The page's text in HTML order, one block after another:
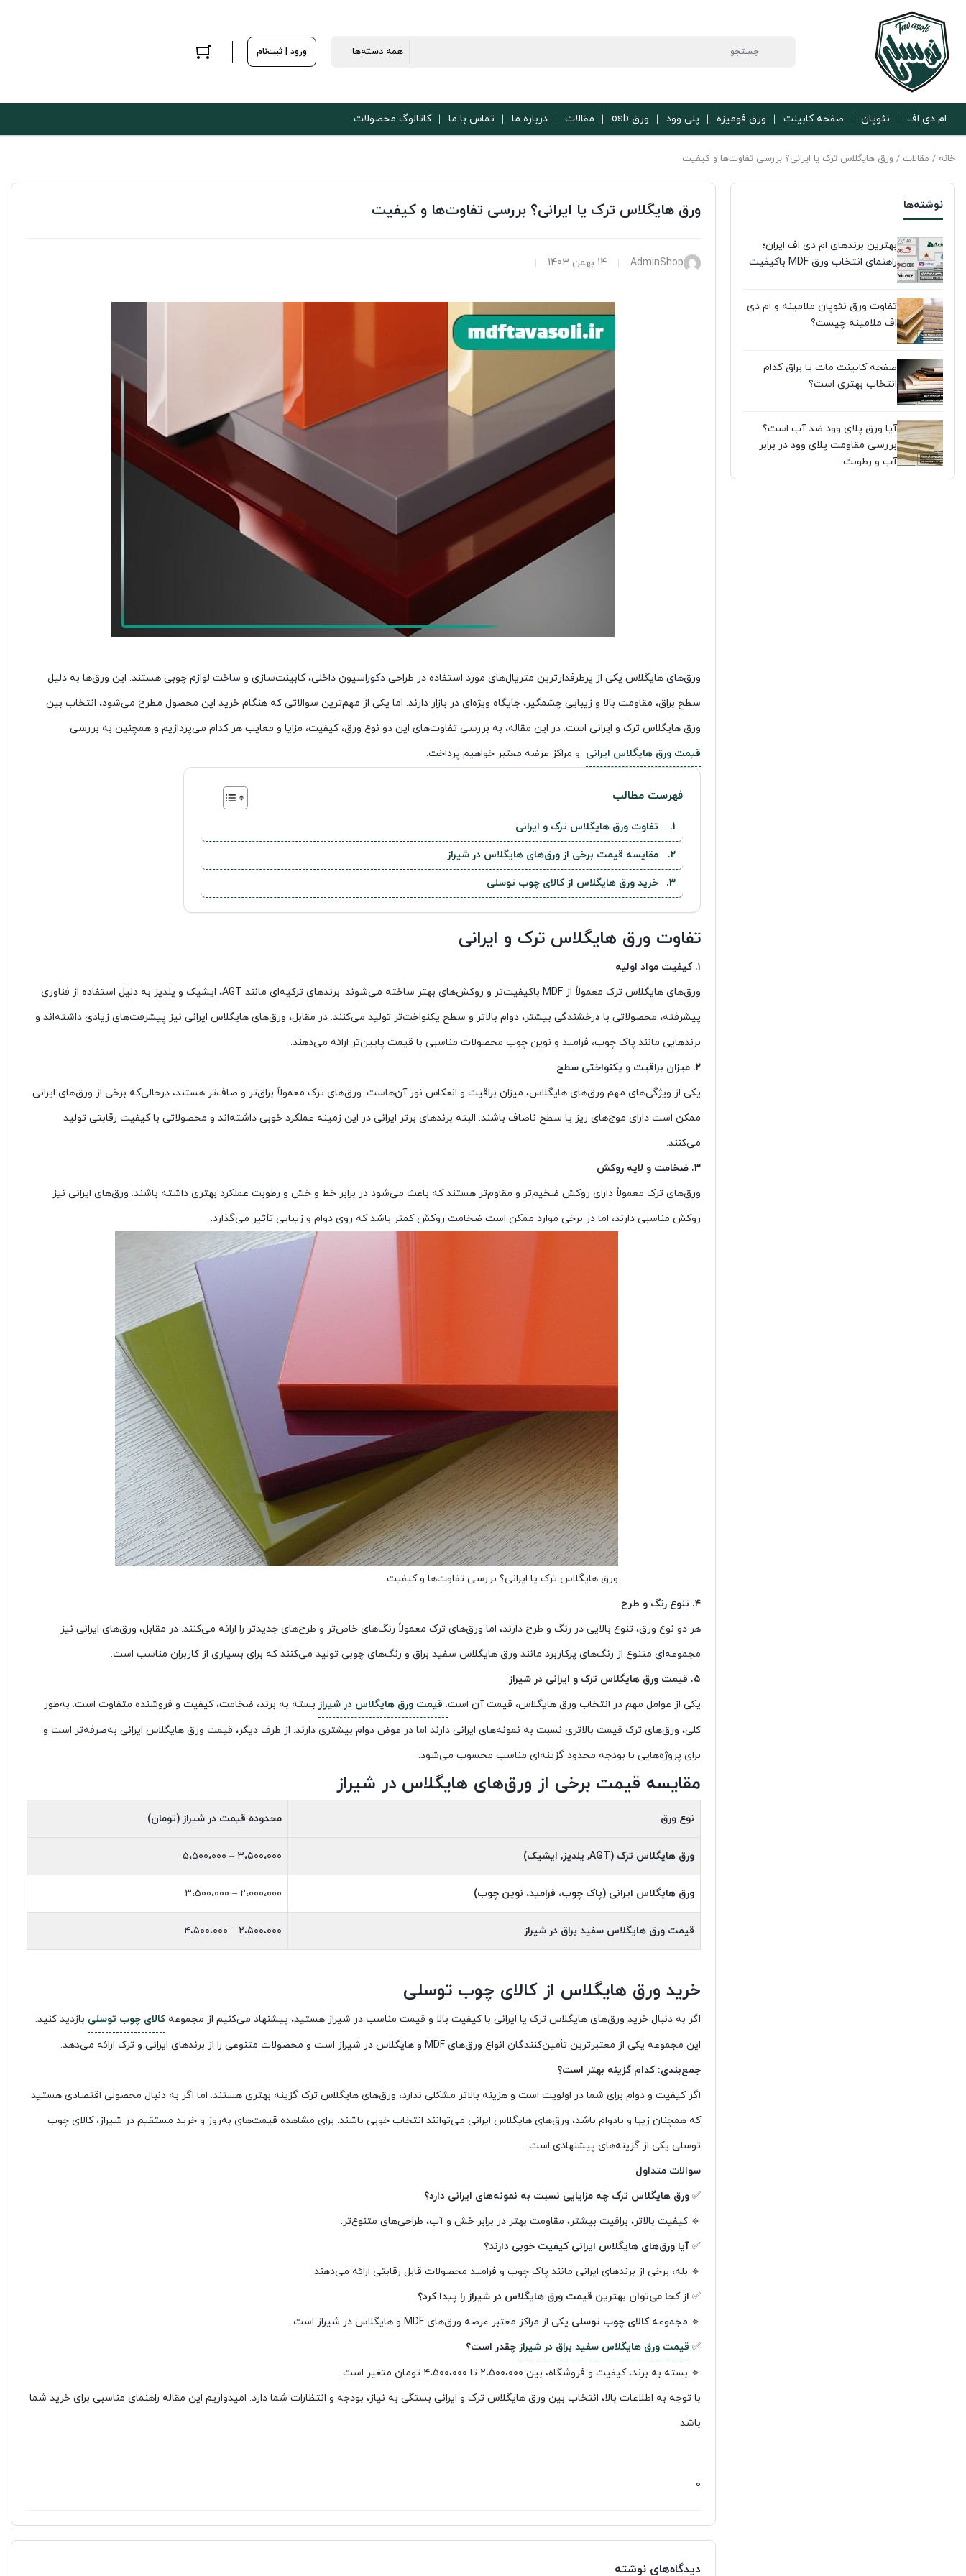
ورود | ثبت‌نام
ام دی اف نئوپان صفحه کابینت ورق فومیزه پلی وود ورق osb مقالات درباره ما تماس با ما کاتالوگ محصولات
خانه / مقالات / ورق هایگلاس ترک یا ایرانی؟ بررسی تفاوت‌ها و کیفیت
نوشته‌ها
بهترین برندهای ام دی اف ایران؛
راهنمای انتخاب ورق MDF باکیفیت
تفاوت ورق نئوپان ملامینه و ام دی
اف ملامینه چیست؟
صفحه کابینت مات یا براق کدام
انتخاب بهتری است؟
آیا ورق پلای وود ضد آب است؟
بررسی مقاومت پلای وود در برابر
آب و رطوبت
ورق هایگلاس ترک یا ایرانی؟ بررسی تفاوت‌ها و کیفیت
AdminShop 14 بهمن 1403
ورق‌های هایگلاس یکی از پرطرفدارترین متریال‌های مورد استفاده در طراحی دکوراسیون داخلی، کابینت‌سازی و ساخت لوازم چوبی هستند. این ورق‌ها به دلیل
سطح براق، مقاومت بالا و زیبایی چشمگیر، جایگاه ویژه‌ای در بازار دارند. اما یکی از مهم‌ترین سوالاتی که هنگام خرید این محصول مطرح می‌شود، انتخاب بین
ورق هایگلاس ترک و ایرانی است. در این مقاله، به بررسی تفاوت‌های این دو نوع ورق، کیفیت، مزایا و معایب هر کدام می‌پردازیم و همچنین به بررسی
قیمت ورق هایگلاس ایرانی و مراکز عرضه معتبر خواهیم پرداخت.
فهرست مطالب
تفاوت ورق هایگلاس ترک و ایرانی
مقایسه قیمت برخی از ورق‌های هایگلاس در شیراز
خرید ورق هایگلاس از کالای چوب توسلی
تفاوت ورق هایگلاس ترک و ایرانی
۱.کیفیت مواد اولیه
ورق‌های هایگلاس ترک معمولاً از MDF باکیفیت‌تر و روکش‌های بهتر ساخته می‌شوند. برندهای ترکیه‌ای مانند AGT، ایشیک و یلدیز به دلیل استفاده از فناوری
پیشرفته، محصولاتی بادرخشندگی بیشتر، دوام بالاتر و سطح یکنواخت‌تر تولید می‌کنند. در مقابل، ورق‌های هایگلاس ایرانی نیز پیشرفت‌های زیادی داشته‌اند و
برندهایی مانند پاک چوب، فرامید و نوین چوب محصولات مناسبی با قیمت پایین‌تر ارائه می‌دهند.
۲.میزان براقیت و یکنواختی سطح
یکی از ویژگی‌های مهم ورق‌های هایگلاس، میزان براقیت و انعکاس نور آن‌هاست. ورق‌های ترک معمولاً براق‌تر و صاف‌تر هستند، درحالی‌که برخی از ورق‌های ایرانی
ممکن است دارای موج‌های ریز یا سطح ناصاف باشند. البته برندهای برتر ایرانی در این زمینه عملکرد خوبی داشته‌اند و محصولاتی با کیفیت رقابتی تولید
می‌کنند.
۳.ضخامت و لایه روکش
ورق‌های ترک معمولاً دارای روکش ضخیم‌تر و مقاوم‌تر هستند که باعث می‌شود در برابر خط و خش و رطوبت عملکرد بهتری داشته باشند. ورق‌های ایرانی نیز
روکش مناسبی دارند، اما در برخی موارد ممکن است ضخامت روکش کمتر باشد که روی دوام و زیبایی تأثیر می‌گذارد.
ورق هایگلاس ترک یا ایرانی؟ بررسی تفاوت‌ها و کیفیت
۴. تنوع رنگ و طرح
هر دو نوع ورق، تنوع بالایی در رنگ و طرح دارند، اما ورق‌های ترک معمولاً رنگ‌های خاص‌تر و طرح‌های جدیدتر را ارائه می‌کنند. در مقابل، ورق‌های ایرانی نیز
مجموعه‌ای متنوع از رنگ‌های پرکاربرد مانند ورق هایگلاس سفید براق و رنگ‌های چوبی تولید می‌کنند که برای بسیاری از کاربران مناسب است.
۵. قیمت ورق هایگلاس ترک و ایرانی در شیراز
یکی از عوامل مهم در انتخاب ورق هایگلاس، قیمت آن است. قیمت ورق هایگلاس در شیراز بسته به برند، ضخامت، کیفیت و فروشنده متفاوت است. به‌طور
کلی، ورق‌های ترک قیمت بالاتری نسبت به نمونه‌های ایرانی دارند اما در عوض دوام بیشتری دارند. از طرف دیگر، قیمت ورق هایگلاس ایرانی به‌صرفه‌تر است و
برای پروژه‌هایی با بودجه محدود گزینه‌ای مناسب محسوب می‌شود.
مقایسه قیمت برخی از ورق‌های هایگلاس در شیراز
نوع ورق محدوده قیمت در شیراز (تومان)
ورق هایگلاس ترک (AGT, یلدیز, ایشیک) ۳،۵۰۰،۰۰۰ – ۵،۵۰۰،۰۰۰
ورق هایگلاس ایرانی (پاک چوب، فرامید، نوین چوب) ۲،۰۰۰،۰۰۰ – ۳،۵۰۰،۰۰۰
قیمت ورق هایگلاس سفید براق در شیراز ۲،۵۰۰،۰۰۰ – ۴،۵۰۰،۰۰۰
خرید ورق هایگلاس از کالای چوب توسلی
اگر به دنبال خرید ورق‌های هایگلاس ترک یا ایرانی با کیفیت بالا و قیمت مناسب در شیراز هستید، پیشنهاد می‌کنیم از مجموعهکالای چوب توسلی بازدید کنید.
این مجموعه یکی از معتبرترین تأمین‌کنندگان انواع ورق‌های MDF و هایگلاس در شیراز است و محصولات متنوعی را از برندهای ایرانی و ترک ارائه می‌دهد.
جمع‌بندی: کدام گزینه بهتر است؟
اگر کیفیت و دوام برای شما در اولویت است و هزینه بالاتر مشکلی ندارد، ورق‌های هایگلاس ترک گزینه بهتری هستند. اما اگر به دنبال محصولی اقتصادی هستید
که همچنان زیبا و بادوام باشد، ورق‌های هایگلاس ایرانی می‌توانند انتخاب خوبی باشند. برای مشاهده قیمت‌های به‌روز و خرید مستقیم در شیراز، کالای چوب
توسلی یکی از گزینه‌های پیشنهادی است.
سوالات متداول
✅ورق هایگلاس ترک چه مزایایی نسبت به نمونه‌های ایرانی دارد؟
🔹 کیفیت بالاتر، براقیت بیشتر، مقاومت بهتر در برابر خش و آب، طراحی‌های متنوع‌تر.
✅آیا ورق‌های هایگلاس ایرانی کیفیت خوبی دارند؟
🔹 بله، برخی از برندهای ایرانی مانند پاک چوب و فرامید محصولات قابل رقابتی ارائه می‌دهند.
✅ از کجا می‌توان بهترین قیمت ورق هایگلاس در شیراز را پیدا کرد؟
🔹 مجموعهکالای چوب توسلی یکی از مراکز معتبر عرضه ورق‌های MDF و هایگلاس در شیراز است.
✅ قیمت ورق هایگلاس سفید براق در شیراز چقدر است؟
🔹 بسته به برند، کیفیت و فروشگاه، بین ۲،۵۰۰،۰۰۰ تا ۴،۵۰۰،۰۰۰ تومان متغیر است.
با توجه به اطلاعات بالا، انتخاب بین ورق هایگلاس ترک و ایرانی بستگی به نیاز، بودجه و انتظارات شما دارد. امیدواریم این مقاله راهنمای مناسبی برای خرید شما
باشد.
0
دیدگاه‌های نوشته